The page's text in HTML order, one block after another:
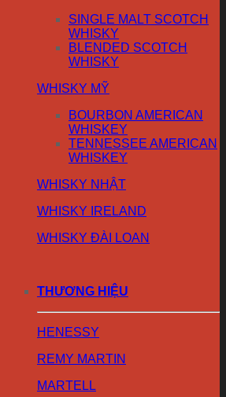
SINGLE MALT SCOTCH
WHISKY
BLENDED SCOTCH
WHISKY
WHISKY MỸ
BOURBON AMERICAN
WHISKEY
TENNESSEE AMERICAN
WHISKEY
WHISKY NHẬT
WHISKY IRELAND
WHISKY ĐÀI LOAN
THƯƠNG HIỆU
HENESSY
REMY MARTIN
MARTELL